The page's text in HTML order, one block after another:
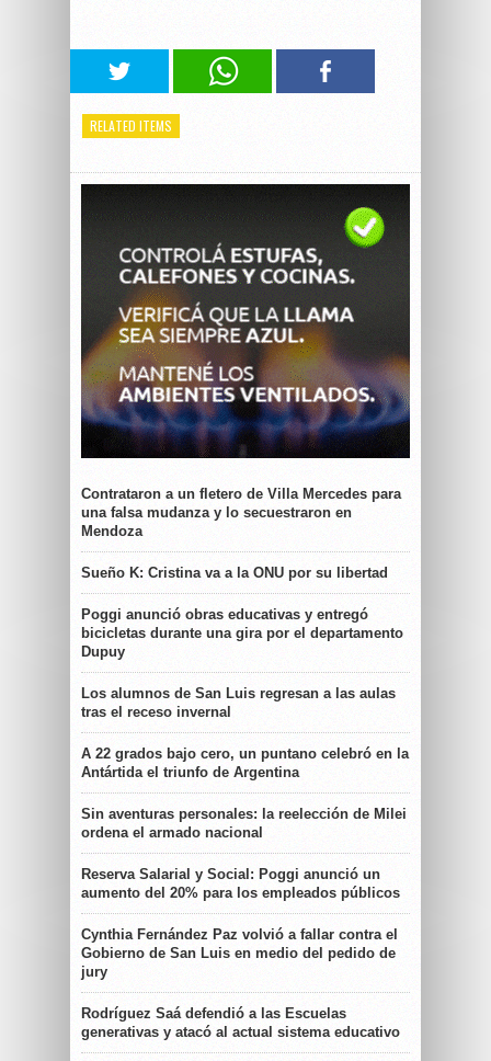
RELATED ITEMS
Contrataron a un fletero de Villa Mercedes para
una falsa mudanza y lo secuestraron en
Mendoza
Sueño K: Cristina va a la ONU por su libertad
Poggi anunció obras educativas y entregó
bicicletas durante una gira por el departamento
Dupuy
Los alumnos de San Luis regresan a las aulas
tras el receso invernal
A 22 grados bajo cero, un puntano celebró en la
Antártida el triunfo de Argentina
Sin aventuras personales: la reelección de Milei
ordena el armado nacional
Reserva Salarial y Social: Poggi anunció un
aumento del 20% para los empleados públicos
Cynthia Fernández Paz volvió a fallar contra el
Gobierno de San Luis en medio del pedido de
jury
Rodríguez Saá defendió a las Escuelas
generativas y atacó al actual sistema educativo